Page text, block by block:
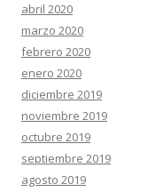
abril 2020
marzo 2020
febrero 2020
enero 2020
diciembre 2019
noviembre 2019
octubre 2019
septiembre 2019
agosto 2019